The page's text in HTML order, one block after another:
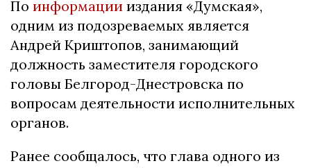
По информации издания «Думская»,
одним из подозреваемых является
Андрей Криштопов, занимающий
должность заместителя городского
головы Белгород-Днестровска по
вопросам деятельности исполнительных
органов.
Ранее сообщалось, что глава одного из